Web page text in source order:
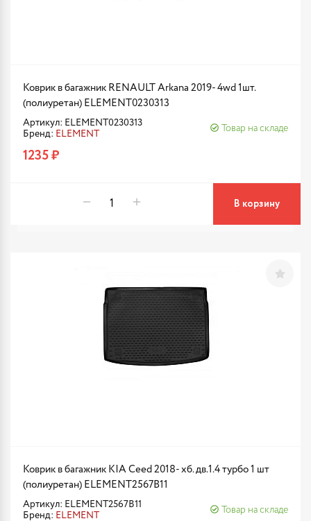
Коврик в багажник RENAULT Arkana 2019- 4wd 1шт.
(полиуретан) ELEMENT0230313
Артикул: ELEMENT0230313
Бренд: ELEMENT
Товар на складе
1235 ₽
В корзину
Коврик в багажник KIA Ceed 2018- хб. дв.1.4 турбо 1 шт
(полиуретан) ELEMENT2567B11
Артикул: ELEMENT2567B11
Бренд: ELEMENT
Товар на складе